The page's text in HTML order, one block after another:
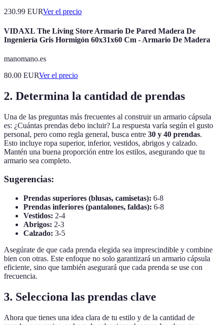
230.99 EURVer el precio
VIDAXL The Living Store Armario De Pared Madera De
Ingeniería Gris Hormigón 60x31x60 Cm - Armario De Madera
manomano.es
80.00 EURVer el precio
2. Determina la cantidad de prendas
Una de las preguntas más frecuentes al construir un armario cápsula
es: ¿Cuántas prendas debo incluir? La respuesta varía según el gusto
personal, pero como regla general, busca entre 30 y 40 prendas.
Esto incluye ropa superior, inferior, vestidos, abrigos y calzado.
Mantén una buena proporción entre los estilos, asegurando que tu
armario sea completo.
Sugerencias:
Prendas superiores (blusas, camisetas): 6-8
Prendas inferiores (pantalones, faldas): 6-8
Vestidos: 2-4
Abrigos: 2-3
Calzado: 3-5
Asegúrate de que cada prenda elegida sea imprescindible y combine
bien con otras. Este enfoque no solo garantizará un armario cápsula
eficiente, sino que también asegurará que cada prenda se use con
frecuencia.
3. Selecciona las prendas clave
Ahora que tienes una idea clara de tu estilo y de la cantidad de